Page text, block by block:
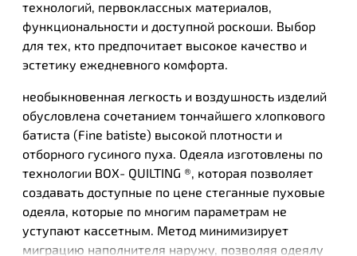
технологий, первоклассных материалов,
функциональности и доступной роскоши. Выбор
для тех, кто предпочитает высокое качество и
эстетику ежедневного комфорта.
необыкновенная легкость и воздушность изделий
обусловлена сочетанием тончайшего хлопкового
батиста (Fine batiste) высокой плотности и
отборного гусиного пуха. Одеяла изготовлены по
технологии BOX- QUILTING ®, которая позволяет
создавать доступные по цене стеганные пуховые
одеяла, которые по многим параметрам не
уступают кассетным. Метод минимизирует
миграцию наполнителя наружу, позволяя одеялу